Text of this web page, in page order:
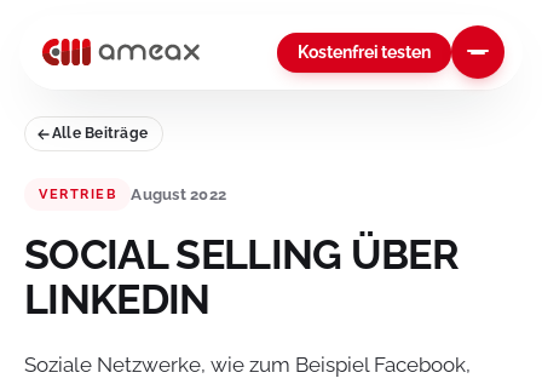
Kostenfrei testen
Alle Beiträge
VERTRIEB August 2022
SOCIAL SELLING ÜBER
LINKEDIN
Soziale Netzwerke, wie zum Beispiel Facebook,